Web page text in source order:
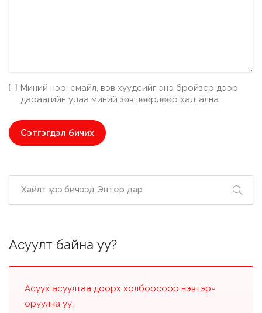
Миний нэр, емайл, вэв хуудсийг энэ бройзер дээр
дараагийн удаа миний зөвшөөрлөөр хадгална
Асуулт байна уу?
Асуух асуултаа доорх холбоосоор нэвтэрч
оруулна уу.